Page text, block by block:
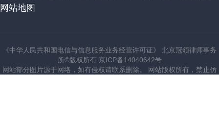
网站地图
《中华人民共和国电信与信息服务业务经营许可证》 北京冠领律师事务
所©版权所有 京ICP备14040642号
网站部分图片源于网络，如有侵权请联系删除。 网站版权所有，禁止仿